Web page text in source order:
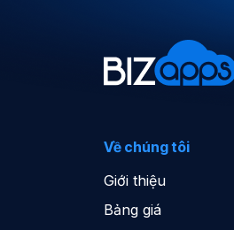
Về chúng tôi
Giới thiệu
Bảng giá